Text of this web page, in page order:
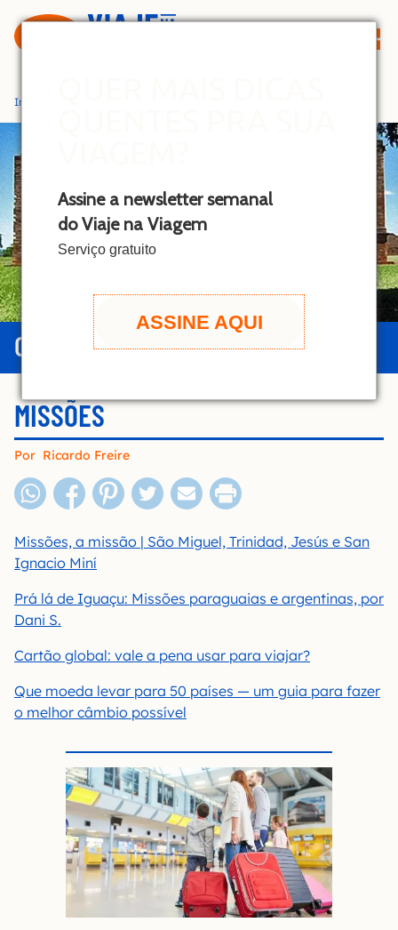
Assine a newsletter semanal
do Viaje na Viagem
Serviço gratuito
ASSINE AQUI
c
e
n
t
Início
GUIA DE MISSÕES
MISSÕES
Por Ricardo Freire
Missões, a missão | São Miguel, Trinidad, Jesús e San
Ignacio Miní
Prá lá de Iguaçu: Missões paraguaias e argentinas, por
Dani S.
Cartão global: vale a pena usar para viajar?
Que moeda levar para 50 países — um guia para fazer
o melhor câmbio possível